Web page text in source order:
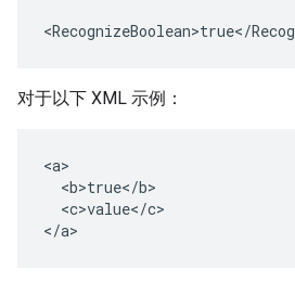
<RecognizeBoolean>true</
对于以下 XML 示例：
<a>
  <b>true</b>
  <c>value</c>
</a>